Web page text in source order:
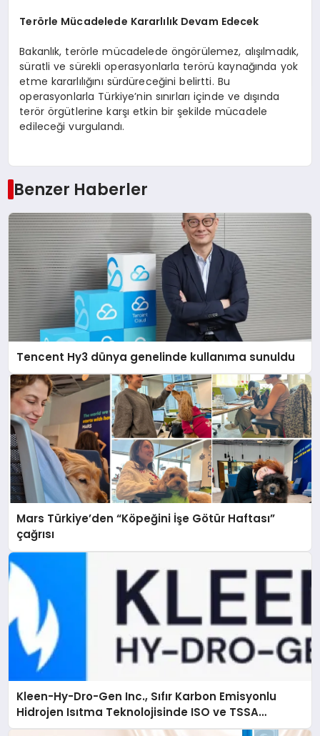
Terörle Mücadelede Kararlılık Devam Edecek
Bakanlık, terörle mücadelede öngörülemez, alışılmadık,
süratli ve sürekli operasyonlarla terörü kaynağında yok
etme kararlılığını sürdüreceğini belirtti. Bu
operasyonlarla Türkiye’nin sınırları içinde ve dışında
terör örgütlerine karşı etkin bir şekilde mücadele
edileceği vurgulandı.
Benzer Haberler
Tencent Hy3 dünya genelinde kullanıma sunuldu
Mars Türkiye’den “Köpeğini İşe Götür Haftası”
çağrısı
Kleen-Hy-Dro-Gen Inc., Sıfır Karbon Emisyonlu
Hidrojen Isıtma Teknolojisinde ISO ve TSSA
Düzenleyici Onaylarını Aldı